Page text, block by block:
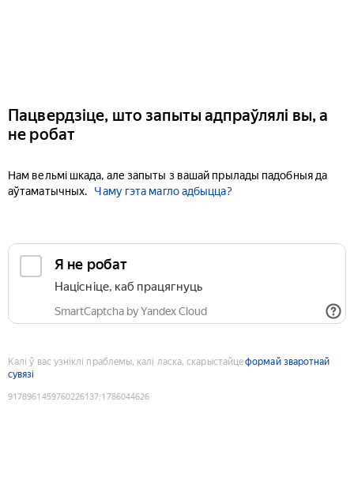
Пацвердзіце, што запыты адпраўлялі вы, а
не робат
Нам вельмі шкада, але запыты з вашай прылады падобныя да
аўтаматычных.
Чаму гэта магло адбыцца?
Я не робат
Націсніце, каб працягнуць
SmartCaptcha by Yandex Cloud
Калі ў вас узніклі праблемы, калі ласка, скарыстайцеформай зваротнай
сувязі
9178961459760226137:1786044626